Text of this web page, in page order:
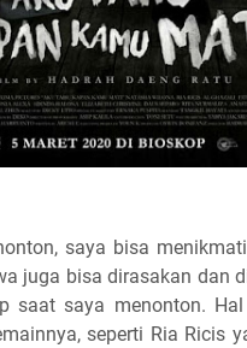
saya bisa
juga bisa dirasakan dan
saat saya menonton.
seperti Ria Ricis